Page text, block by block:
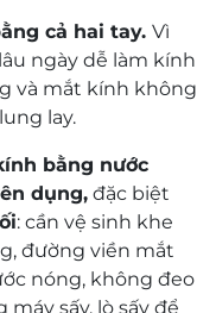
cả hai tay. Vì
ngày dễ làm kính
và mắt kính không
lay.
bằng nước
dụng, đặc biệt
: cần vệ sinh khe
đường viền mắt
nóng, không đeo
sấy, lò sấy để